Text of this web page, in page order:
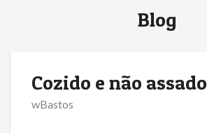
Blog
Cozido e não assado
wBastos